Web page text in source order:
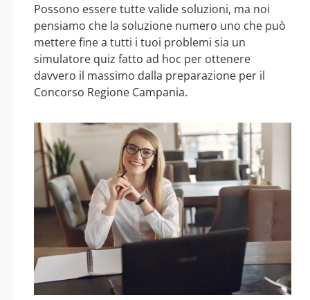
Possono essere tutte valide soluzioni, ma noi
pensiamo che la soluzione numero uno che può
mettere fine a tutti i tuoi problemi sia un
simulatore quiz fatto ad hoc per ottenere
davvero il massimo dalla preparazione per il
Concorso Regione Campania.